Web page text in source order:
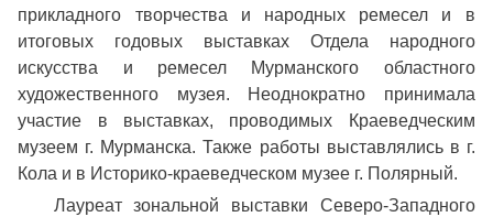
прикладного творчества и народных ремесел и в
итоговых годовых выставках Отдела народного
искусства и ремесел Мурманского областного
художественного музея. Неоднократно принимала
участие в выставках, проводимых Краеведческим
музеем г. Мурманска. Также работы выставлялись в г.
Кола и в Историко-краеведческом музее г. Полярный.
Лауреат зональной выставки Северо-Западного